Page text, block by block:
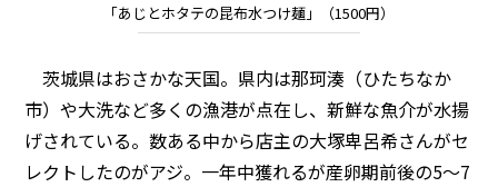
「あじとホタテの昆布水つけ麺」（1500円）
茨城県はおさかな天国。県内は那珂湊（ひたちなか
市）や大洗など多くの漁港が点在し、新鮮な魚介が水揚
げされている。数ある中から店主の大塚卑呂希さんがセ
レクトしたのがアジ。一年中獲れるが産卵期前後の5～7